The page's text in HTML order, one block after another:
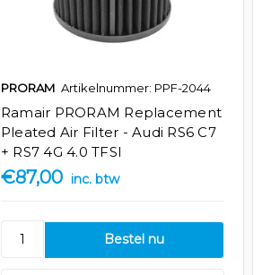
PRORAM Artikelnummer: PPF-2044
Ramair PRORAM Replacement
Pleated Air Filter - Audi RS6 C7
+ RS7 4G 4.0 TFSI
€87,00 inc. btw